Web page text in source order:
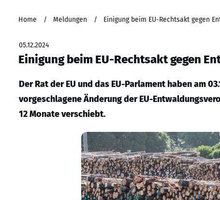
Home / Meldungen / Einigung beim EU-Rechtsakt gegen
05.12.2024
Einigung beim EU-Rechtsakt gegen
Der Rat der EU und das EU-Parlament haben am
vorgeschlagene Änderung der EU-
12 Monate verschiebt.